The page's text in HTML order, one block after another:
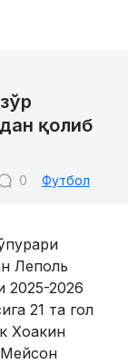
қолиб
0 Футбол
Леполь
2025-2026
21 та гол
Хоакин
Мейсон